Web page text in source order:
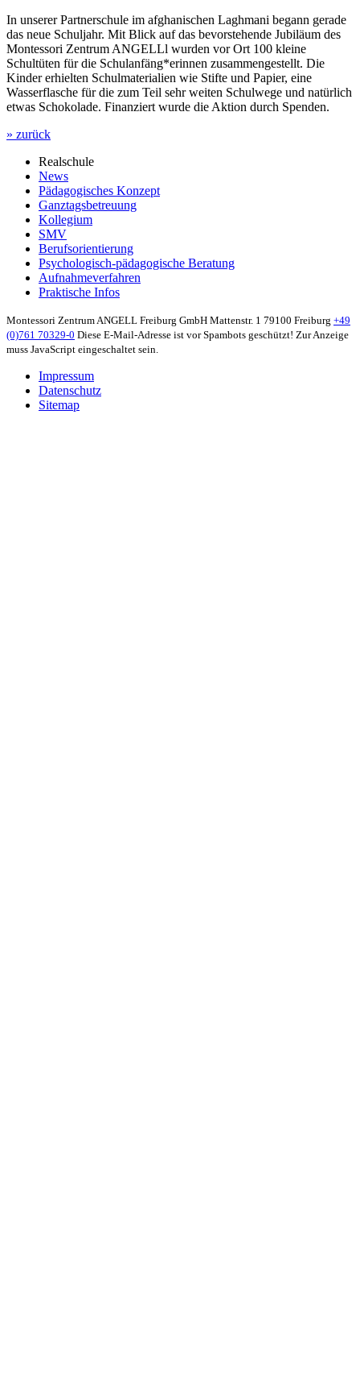
In unserer Partnerschule im afghanischen Laghmani begann gerade
das neue Schuljahr. Mit Blick auf das bevorstehende Jubiläum des
Montessori Zentrum ANGELLl wurden vor Ort 100 kleine
Schultüten für die Schulanfäng*erinnen zusammengestellt. Die
Kinder erhielten Schulmaterialien wie Stifte und Papier, eine
Wasserflasche für die zum Teil sehr weiten Schulwege und natürlich
etwas Schokolade. Finanziert wurde die Aktion durch Spenden.
» zurück
Realschule
News
Pädagogisches Konzept
Ganztagsbetreuung
Kollegium
SMV
Berufsorientierung
Psychologisch-pädagogische Beratung
Aufnahmeverfahren
Praktische Infos
Montessori Zentrum ANGELL Freiburg GmbH Mattenstr. 1 79100 Freiburg +49
(0)761 70329-0 Diese E-Mail-Adresse ist vor Spambots geschützt! Zur Anzeige
muss JavaScript eingeschaltet sein.
Impressum
Datenschutz
Sitemap